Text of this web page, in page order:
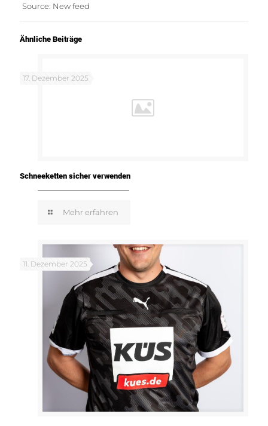
Source: New feed
Ähnliche Beiträge
17. Dezember 2025
Schneeketten sicher verwenden
Mehr erfahren
11. Dezember 2025